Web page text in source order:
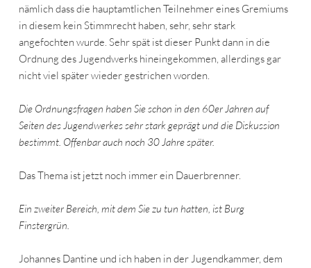
nämlich dass die hauptamtlichen Teilnehmer eines Gremiums
in diesem kein Stimmrecht haben, sehr, sehr stark
angefochten wurde. Sehr spät ist dieser Punkt dann in die
Ordnung des Jugendwerks hineingekommen, allerdings gar
nicht viel später wieder gestrichen worden.
Die Ordnungsfragen haben Sie schon in den 60er Jahren auf
Seiten des Jugendwerkes sehr stark geprägt und die Diskussion
bestimmt. Offenbar auch noch 30 Jahre später.
Das Thema ist jetzt noch immer ein Dauerbrenner.
Ein zweiter Bereich, mit dem Sie zu tun hatten, ist Burg
Finstergrün.
Johannes Dantine und ich haben in der Jugendkammer, dem